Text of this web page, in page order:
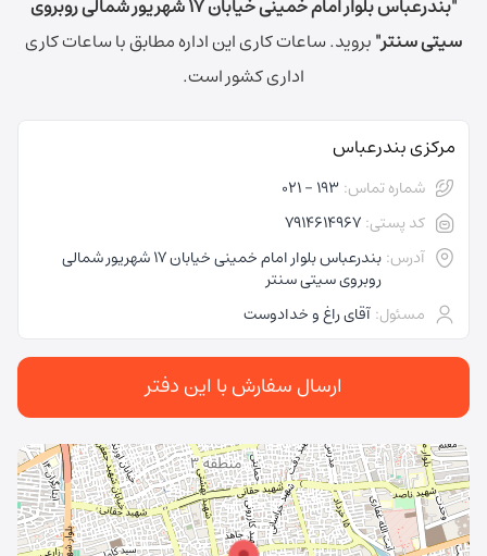
"بندرعباس بلوار امام خمینی خیابان 17 شهریور شمالی روبروی
سیتی سنتر"بروید.ساعات کاری این اداره مطابق با ساعات کاری
اداری کشور است.
مرکزی بندرعباس
شماره تماس: 193 - 021
کد پستی: 7914614967
آدرس:
بندرعباس بلوار امام خمینی خیابان 17 شهریور شمالی
روبروی سیتی سنتر
مسئول: آقای راغ و خدادوست
ارسال سفارش با این دفتر
در حال بارگذاری نقشه